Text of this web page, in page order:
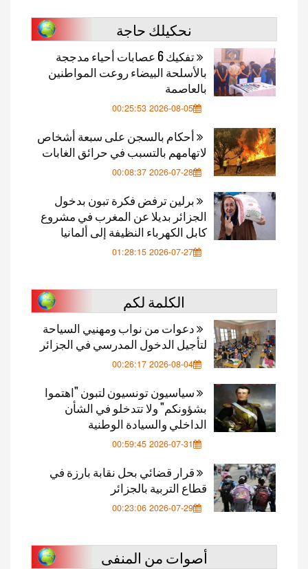
نحكيلك حاجة
تفكيك 6 عصابات أحياء مدججة
بالأسلحة البيضاء روعت المواطنين
بالعاصمة
2026-08-05 00:25:53
أحكام بالسجن على سبعة أشخاص
لاتهامهم بالتسبب في حرائق الغابات
2026-07-28 00:08:37
برلين ترفض فكرة تبون بدخول
الجزائر بديلا عن المغرب في مشروع
كابل الكهرباء النظيفة إلى ألمانيا
2026-07-27 01:28:15
الكلمة لكم
دعوات من نواب ومهنيي السياحة
لتأجيل الدخول المدرسي في الجزائر
2026-08-04 00:26:17
سياسيون تونسيون لتبون "اهتموا
بشؤونكم" ولا تتدخلو في الشأن
الداخلي والسيادة الوطنية
2026-07-31 00:59:45
قرار قضائي بحل نقابة بارزة في
قطاع التربية بالجزائر
2026-07-29 00:23:06
أصوات من المنفى